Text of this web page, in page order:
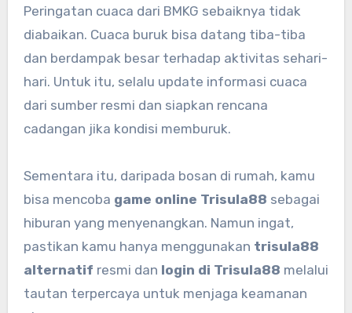
Peringatan cuaca dari BMKG sebaiknya tidak
diabaikan. Cuaca buruk bisa datang tiba-tiba
dan berdampak besar terhadap aktivitas sehari-
hari. Untuk itu, selalu update informasi cuaca
dari sumber resmi dan siapkan rencana
cadangan jika kondisi memburuk.
Sementara itu, daripada bosan di rumah, kamu
bisa mencoba game online Trisula88 sebagai
hiburan yang menyenangkan. Namun ingat,
pastikan kamu hanya menggunakan trisula88
alternatif resmi dan login di Trisula88 melalui
tautan terpercaya untuk menjaga keamanan